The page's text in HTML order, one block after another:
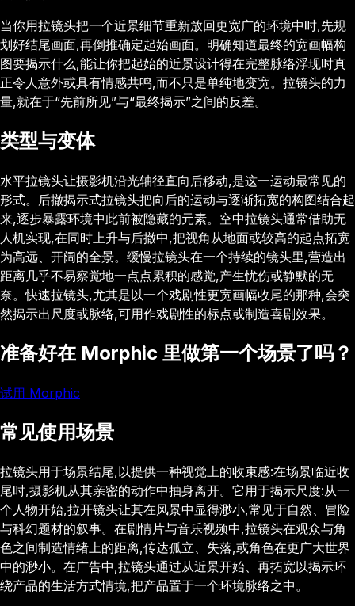
当你用拉镜头把一个近景细节重新放回更宽广的环境中时,先规
划好结尾画面,再倒推确定起始画面。明确知道最终的宽画幅构
图要揭示什么,能让你把起始的近景设计得在完整脉络浮现时真
正令人意外或具有情感共鸣,而不只是单纯地变宽。拉镜头的力
量,就在于“先前所见”与“最终揭示”之间的反差。
类型与变体
水平拉镜头让摄影机沿光轴径直向后移动,是这一运动最常见的
形式。后撤揭示式拉镜头把向后的运动与逐渐拓宽的构图结合起
来,逐步暴露环境中此前被隐藏的元素。空中拉镜头通常借助无
人机实现,在同时上升与后撤中,把视角从地面或较高的起点拓宽
为高远、开阔的全景。缓慢拉镜头在一个持续的镜头里,营造出
距离几乎不易察觉地一点点累积的感觉,产生忧伤或静默的无
奈。快速拉镜头,尤其是以一个戏剧性更宽画幅收尾的那种,会突
然揭示出尺度或脉络,可用作戏剧性的标点或制造喜剧效果。
准备好在 Morphic 里做第一个场景了吗？
试用 Morphic
常见使用场景
拉镜头用于场景结尾,以提供一种视觉上的收束感:在场景临近收
尾时,摄影机从其亲密的动作中抽身离开。它用于揭示尺度:从一
个人物开始,拉开镜头让其在风景中显得渺小,常见于自然、冒险
与科幻题材的叙事。在剧情片与音乐视频中,拉镜头在观众与角
色之间制造情绪上的距离,传达孤立、失落,或角色在更广大世界
中的渺小。在广告中,拉镜头通过从近景开始、再拓宽以揭示环
绕产品的生活方式情境,把产品置于一个环境脉络之中。